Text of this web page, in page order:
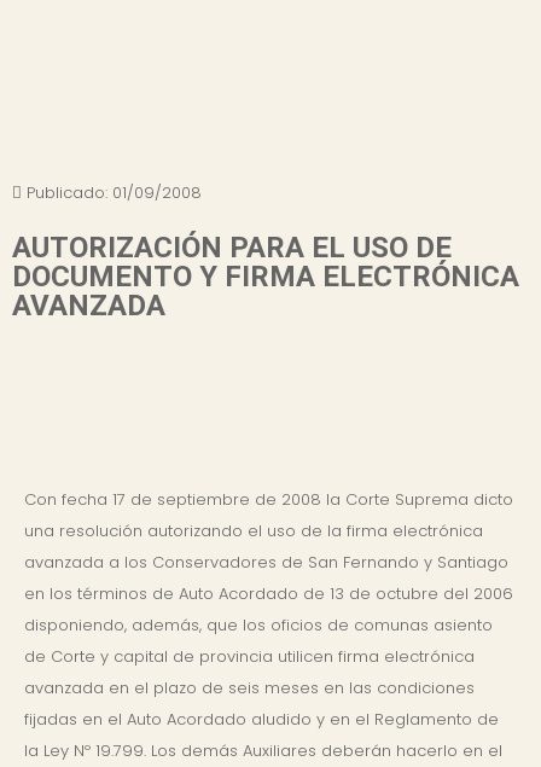
Publicado: 01/09/2008
AUTORIZACIÓN PARA EL USO DE
DOCUMENTO Y FIRMA ELECTRÓNICA
AVANZADA
Con fecha 17 de septiembre de 2008 la Corte Suprema dicto
una resolución autorizando el uso de la firma electrónica
avanzada a los Conservadores de San Fernando y Santiago
en los términos de Auto Acordado de 13 de octubre del 2006
disponiendo, además, que los oficios de comunas asiento
de Corte y capital de provincia utilicen firma electrónica
avanzada en el plazo de seis meses en las condiciones
fijadas en el Auto Acordado aludido y en el Reglamento de
la Ley Nº 19.799. Los demás Auxiliares deberán hacerlo en el